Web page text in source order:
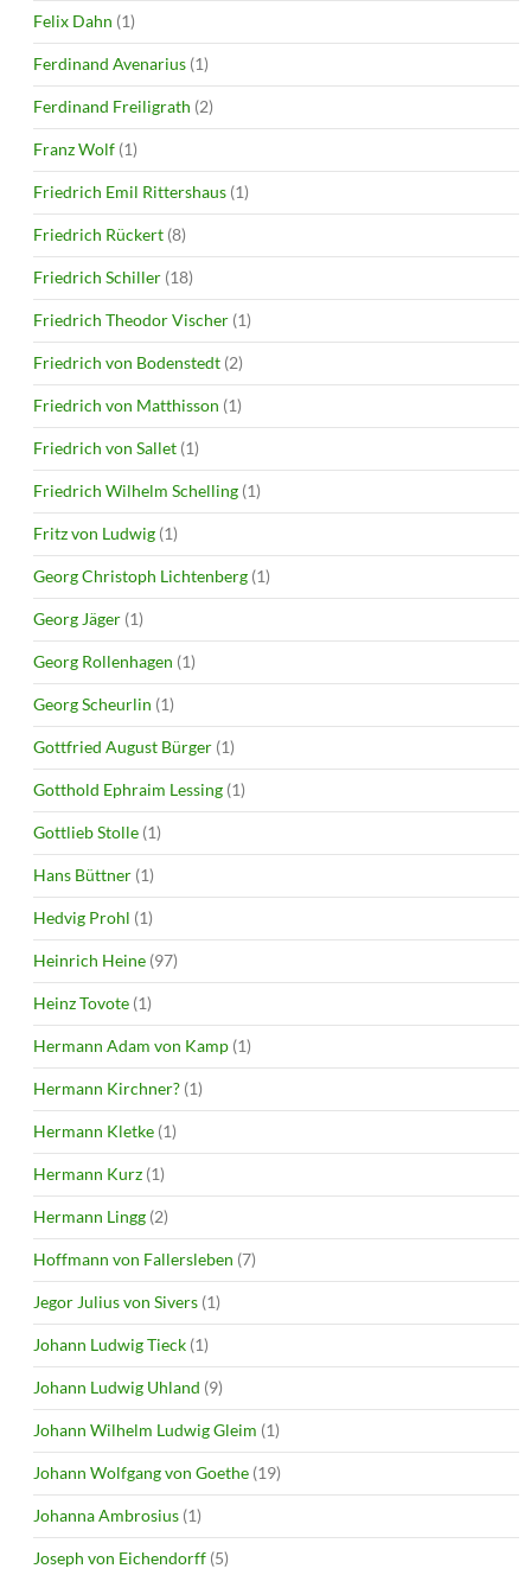
Felix Dahn (1)
Ferdinand Avenarius (1)
Ferdinand Freiligrath (2)
Franz Wolf (1)
Friedrich Emil Rittershaus (1)
Friedrich Rückert (8)
Friedrich Schiller (18)
Friedrich Theodor Vischer (1)
Friedrich von Bodenstedt (2)
Friedrich von Matthisson (1)
Friedrich von Sallet (1)
Friedrich Wilhelm Schelling (1)
Fritz von Ludwig (1)
Georg Christoph Lichtenberg (1)
Georg Jäger (1)
Georg Rollenhagen (1)
Georg Scheurlin (1)
Gottfried August Bürger (1)
Gotthold Ephraim Lessing (1)
Gottlieb Stolle (1)
Hans Büttner (1)
Hedvig Prohl (1)
Heinrich Heine (97)
Heinz Tovote (1)
Hermann Adam von Kamp (1)
Hermann Kirchner? (1)
Hermann Kletke (1)
Hermann Kurz (1)
Hermann Lingg (2)
Hoffmann von Fallersleben (7)
Jegor Julius von Sivers (1)
Johann Ludwig Tieck (1)
Johann Ludwig Uhland (9)
Johann Wilhelm Ludwig Gleim (1)
Johann Wolfgang von Goethe (19)
Johanna Ambrosius (1)
Joseph von Eichendorff (5)